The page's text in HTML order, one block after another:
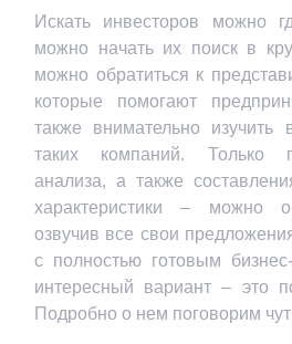
Искать инвесторов можно
можно начать их поиск в
можно обратиться к
которые помогают
также внимательно изучить
таких компаний. Только
анализа, а также
характеристики – можно
озвучив все свои
с полностью готовым
интересный вариант – это
Подробно о нем поговорим